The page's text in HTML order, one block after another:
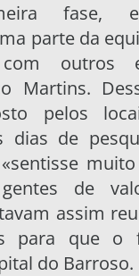
fase,
parte da
outros
Martins.
pelos
dias de
de
assim
para que o
do Barroso.